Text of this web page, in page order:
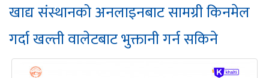
खाद्य संस्थानको अनलाइनबाट सामग्री किनमेल
गर्दा खल्ती वालेटबाट भुक्तानी गर्न सकिने